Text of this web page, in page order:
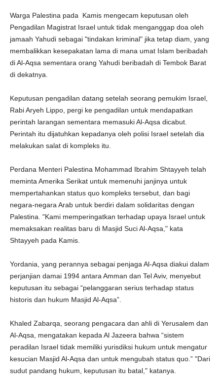
Warga Palestina pada Kamis mengecam keputusan oleh
Pengadilan Magistrat Israel untuk tidak menganggap doa oleh
jamaah Yahudi sebagai "tindakan kriminal" jika tetap diam, yang
membalikkan kesepakatan lama di mana umat Islam beribadah
di Al-Aqsa sementara orang Yahudi beribadah di Tembok Barat
di dekatnya.
Keputusan pengadilan datang setelah seorang pemukim Israel,
Rabi Aryeh Lippo, pergi ke pengadilan untuk mendapatkan
perintah larangan sementara memasuki Al-Aqsa dicabut.
Perintah itu dijatuhkan kepadanya oleh polisi Israel setelah dia
melakukan salat di kompleks itu.
Perdana Menteri Palestina Mohammad Ibrahim Shtayyeh telah
meminta Amerika Serikat untuk memenuhi janjinya untuk
mempertahankan status quo kompleks tersebut, dan bagi
negara-negara Arab untuk berdiri dalam solidaritas dengan
Palestina. "Kami memperingatkan terhadap upaya Israel untuk
memaksakan realitas baru di Masjid Suci Al-Aqsa," kata
Shtayyeh pada Kamis.
Yordania, yang perannya sebagai penjaga Al-Aqsa diakui dalam
perjanjian damai 1994 antara Amman dan Tel Aviv, menyebut
keputusan itu sebagai “pelanggaran serius terhadap status
historis dan hukum Masjid Al-Aqsa”.
Khaled Zabarqa, seorang pengacara dan ahli di Yerusalem dan
Al-Aqsa, mengatakan kepada Al Jazeera bahwa “sistem
peradilan Israel tidak memiliki yurisdiksi hukum untuk mengatur
kesucian Masjid Al-Aqsa dan untuk mengubah status quo.” "Dari
sudut pandang hukum, keputusan itu batal," katanya.